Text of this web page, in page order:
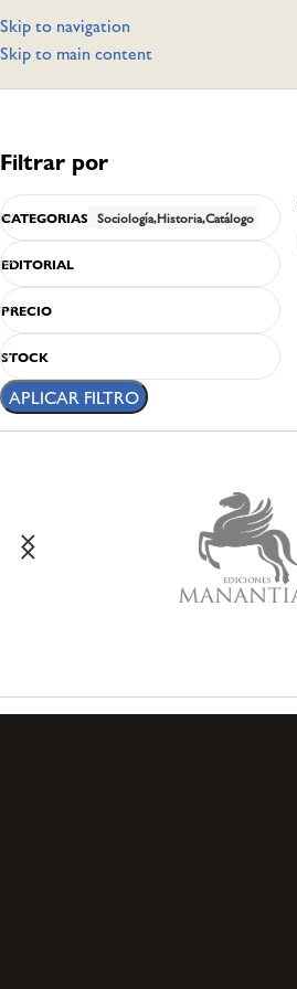
Skip to navigation
Skip to main content
Filtrar por
CATEGORIAS Sociología,Historia,Catálogo
EDITORIAL
PRECIO
STOCK
APLICAR FILTRO